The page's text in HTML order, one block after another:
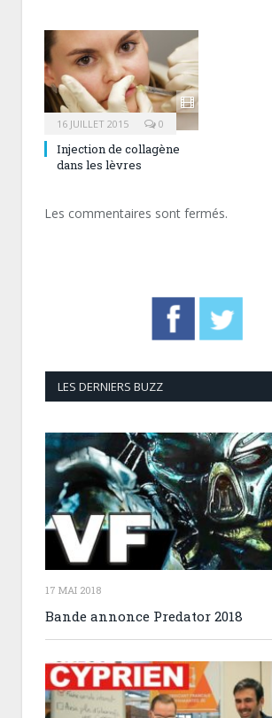
16 JUILLET 2015 0
Injection de collagène
dans les lèvres
Les commentaires sont fermés.
LES DERNIERS BUZZ
17 MAI 2018
Bande annonce Predator 2018